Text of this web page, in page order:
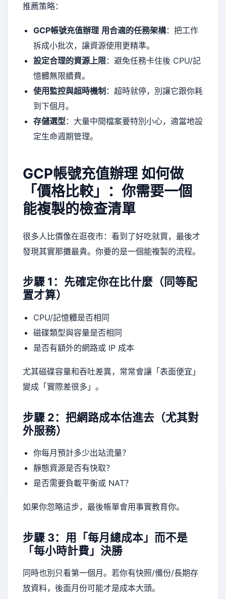
推薦策略：
GCP帳號充值辦理 用合適的任務架構：把工作
拆成小批次，讓資源使用更精準。
設定合理的資源上限：避免任務卡住後 CPU/記
憶體無限續費。
使用監控與超時機制 ：超時就停，別讓它跟你耗
到下個月。
存儲選型：大量中間檔案要特別小心，適當地設
定生命週期管理。
GCP帳號充值辦理如何做
「價格比較」：你需要一個
能複製的檢查清單
很多人比價像在逛夜市：看到了好吃就買，最後才
發現其實那攤最貴。你要的是一個能複製的流程。
步驟 1：先確定你在比什麼（同等配
置才算）
CPU/記憶體是否相同
磁碟類型與容量是否相同
是否有額外的網路或 IP 成本
尤其磁碟容量和吞吐差異，常常會讓「表面便宜」
變成「實際差很多」。
步驟 2：把網路成本估進去（尤其對
外服務）
你每月預計多少出站流量？
靜態資源是否有快取？
是否需要負載平衡或 NAT？
如果你忽略這步，最後帳單會用事實教育你。
步驟 3：用「每月總成本」而不是
「每小時計費」決勝
同時也別只看第一個月。若你有快照/備份/長期存
放資料，後面月份可能才是成本大頭。